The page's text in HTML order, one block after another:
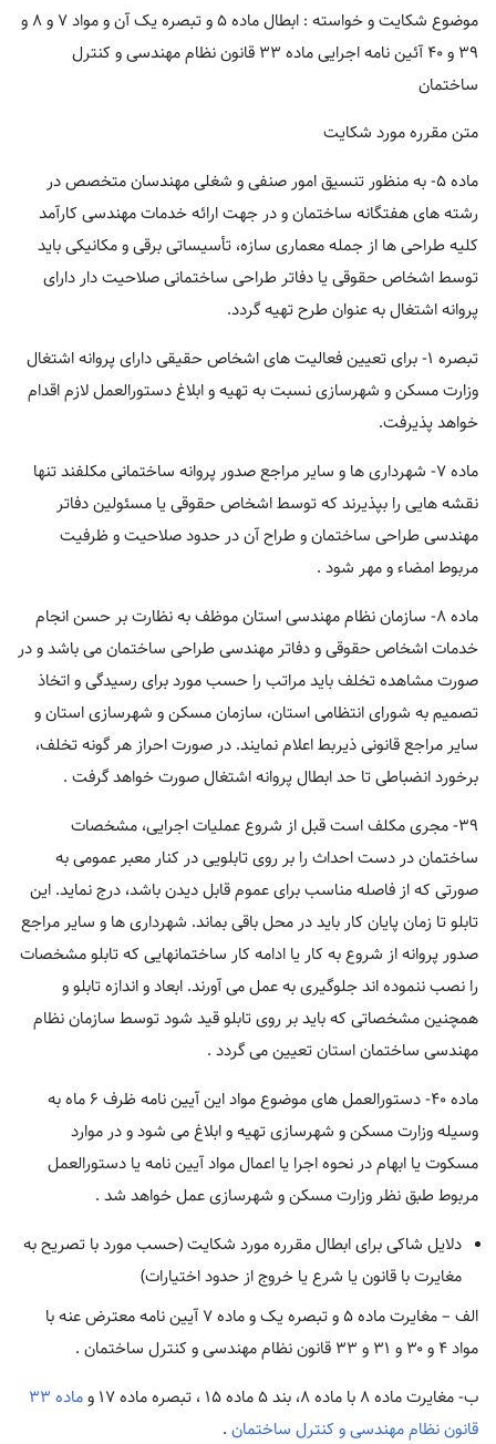
موضوع شکایت و خواسته : ابطال ماده ۵ و تبصره یک آن و مواد ۷ و ۸ و
۳۹ و ۴۰ آئین نامه اجرایی ماده ۳۳ قانون نظام مهندسی و کنترل
ساختمان
متن مقرره مورد شکایت
ماده ۵- به منظور تنسیق امور صنفی و شغلی مهندسان متخصص در
رشته های هفتگانه ساختمان و در جهت ارائه خدمات مهندسی کارآمد
کلیه طراحی ها از جمله معماری سازه، تأسیساتی برقی و مکانیکی باید
توسط اشخاص حقوقی یا دفاتر طراحی ساختمانی صلاحیت دار دارای
پروانه اشتغال به عنوان طرح تهیه گردد.
تبصره ۱- برای تعیین فعالیت های اشخاص حقیقی دارای پروانه اشتغال
وزارت مسکن و شهرسازی نسبت به تهیه و ابلاغ دستورالعمل لازم اقدام
خواهد پذیرفت.
ماده ۷- شهرداری ها و سایر مراجع صدور پروانه ساختمانی مکلفند تنها
نقشه هایی را بپذیرند که توسط اشخاص حقوقی یا مسئولین دفاتر
مهندسی طراحی ساختمان و طراح آن در حدود صلاحیت و ظرفیت
مربوط امضاء و مهر شود .
ماده ۸- سازمان نظام مهندسی استان موظف به نظارت بر حسن انجام
خدمات اشخاص حقوقی و دفاتر مهندسی طراحی ساختمان می باشد و در
صورت مشاهده تخلف باید مراتب را حسب مورد برای رسیدگی و اتخاذ
تصمیم به شورای انتظامی استان، سازمان مسکن و شهرسازی استان و
سایر مراجع قانونی ذیربط اعلام نمایند. در صورت احراز هر گونه تخلف،
برخورد انضباطی تا حد ابطال پروانه اشتغال صورت خواهد گرفت .
۳۹- مجری مکلف است قبل از شروع عملیات اجرایی، مشخصات
ساختمان در دست احداث را بر روی تابلویی در کنار معبر عمومی به
صورتی که از فاصله مناسب برای عموم قابل دیدن باشد، درج نماید. این
تابلو تا زمان پایان کار باید در محل باقی بماند. شهرداری ها و سایر مراجع
صدور پروانه از شروع به کار یا ادامه کار ساختمانهایی که تابلو مشخصات
را نصب ننموده اند جلوگیری به عمل می آورند. ابعاد و اندازه تابلو و
همچنین مشخصاتی که باید بر روی تابلو قید شود توسط سازمان نظام
مهندسی ساختمان استان تعیین می گردد .
ماده ۴۰- دستورالعمل های موضوع مواد این آیین نامه ظرف ۶ ماه به
وسیله وزارت مسکن و شهرسازی تهیه و ابلاغ می شود و در موارد
مسکوت یا ابهام در نحوه اجرا یا اعمال مواد آیین نامه یا دستورالعمل
مربوط طبق نظر وزارت مسکن و شهرسازی عمل خواهد شد .
دلایل شاکی برای ابطال مقرره مورد شکایت (حسب مورد با تصریح به
مغایرت با قانون یا شرع یا خروج از حدود اختیارات)
الف – مغایرت ماده ۵ و تبصره یک و ماده ۷ آیین نامه معترض عنه با
مواد ۴ و ۳۰ و ۳۱ و ۳۳ قانون نظام مهندسی و کنترل ساختمان .
ب- مغایرت ماده ۸ با ماده ۸، بند ۵ ماده ۱۵ ، تبصره ماده ۱۷ و
ماده ۳۳
قانون نظام مهندسی و کنترل ساختمان .